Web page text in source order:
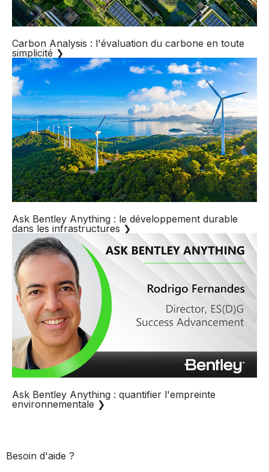
Carbon Analysis : l'évaluation du carbone en toute
simplicité ❯
Ask Bentley Anything : le développement durable
dans les infrastructures ❯
Ask Bentley Anything : quantifier l'empreinte
environnementale ❯
Besoin d'aide ?